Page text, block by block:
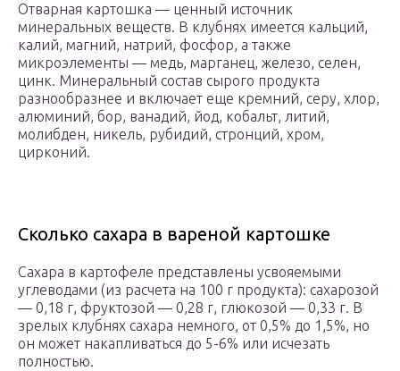
Отварная картошка — ценный источник
минеральных веществ. В клубнях имеется кальций,
калий, магний, натрий, фосфор, а также
микроэлементы — медь, марганец, железо, селен,
цинк. Минеральный состав сырого продукта
разнообразнее и включает еще кремний, серу, хлор,
алюминий, бор, ванадий, йод, кобальт, литий,
молибден, никель, рубидий, стронций, хром,
цирконий.
Сколько сахара в вареной картошке
Сахара в картофеле представлены усвояемыми
углеводами (из расчета на 100 г продукта): сахарозой
— 0,18 г, фруктозой — 0,28 г, глюкозой — 0,33 г. В
зрелых клубнях сахара немного, от 0,5% до 1,5%, но
он может накапливаться до 5-6% или исчезать
полностью.